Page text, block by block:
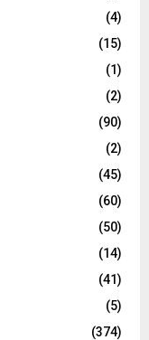
(4)
(15)
(1)
(2)
(90)
(2)
(45)
(60)
(50)
(14)
(41)
(5)
(374)